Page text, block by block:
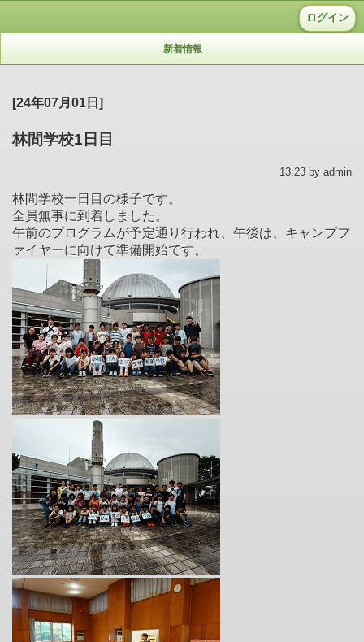
ログイン
新着情報
[24年07月01日]
林間学校1日目
13:23 by admin
林間学校一日目の様子です。
全員無事に到着しました。
午前のプログラムが予定通り行われ、午後は、キャンプフ
ァイヤーに向けて準備開始です。